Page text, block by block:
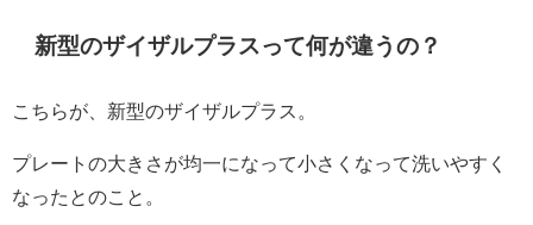
新型のザイザルプラスって何が違うの？
こちらが、新型のザイザルプラス。
プレートの大きさが均一になって小さくなって洗いやすく
なったとのこと。